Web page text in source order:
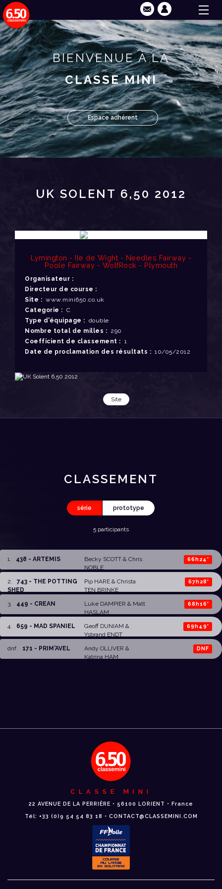
BIENVENUE À LA
CLASSE MINI
Espace adhérent
UK SOLENT 6,50 2012
Lymington - Ile de Wight - Needles Fairway -
Poole Fairway - WolfRock - Plymouth
Organisateur :
Directeur de course :
Site : www.mini650.co.uk
Categorie : C
Type d'équipage : double
Nombre total de milles : 290
Coefficient de classement : 1
Date de proclamation des résultats : 10/05/2012
Site
CLASSEMENT
série prototype
5 participants
1 438 - ARTEMIS Becky SCOTT& Chris
NOBLE
66h24'
2
743 - THE POTTING
SHED
Pip HARE& Christa
TEN BRINKE
67h28'
3 449 - CREAN Luke DAMPIER & Matt
HASLAM
68h16'
4 659 - MAD SPANIEL Geoff DUNIAM &
Ysbrand ENDT
69h49'
dnf 171 - PRIM'AVEL
Andy OLLIVER &
Katrina HAM
DNF
CLASSE MINI
22 AVENUE DE LA PERRIÈRE • 56100 LORIENT • France
Tél: +33 (0)9 54 54 83 18 • CONTACT@CLASSEMINI.COM